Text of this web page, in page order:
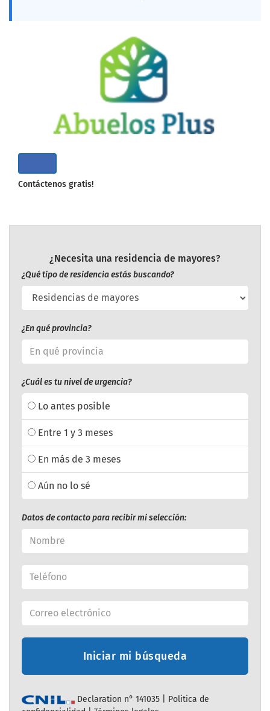
Contáctenos gratis!
¿Necesita una residencia de mayores?
¿Qué tipo de residencia estás buscando?
¿En qué provincia?
¿Cuál es tu nivel de urgencia?
Lo antes posible
Entre 1 y 3 meses
En más de 3 meses
Aún no lo sé
Datos de contacto para recibir mi selección:
Iniciar mi búsqueda
Declaration n° 141035 | Politica de